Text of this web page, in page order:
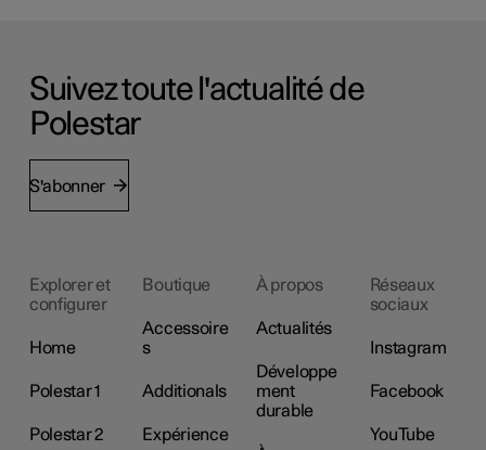
Suivez toute l'actualité de
Polestar
S'abonner
Explorer et
configurer
Home
Polestar 1
Polestar 2
Boutique
Accessoire
s
Additionals
Expérience
À propos
Actualités
Développe
ment
durable
Réseaux
sociaux
Instagram
Facebook
YouTube